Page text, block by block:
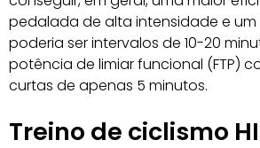
pedalada de alta intensidade e um
poderia ser intervalos de 10-20
potência de limiar funcional (FTP)
curtas de apenas 5 minutos.
Treino de ciclismo